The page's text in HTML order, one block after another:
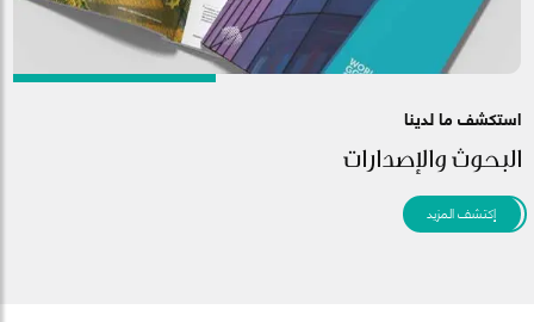
استكشف ما لدينا
البحوث والإصدارات
إكتشف المزيد